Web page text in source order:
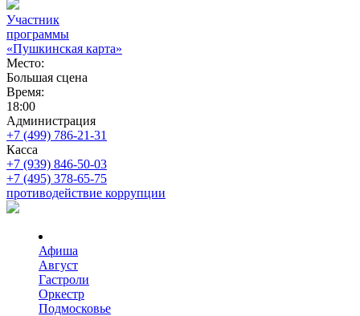
Участник
программы
«Пушкинская карта»
Место:
Большая сцена
Время:
18:00
Администрация
+7 (499) 786-21-31
Касса
+7 (939) 846-50-03
+7 (495) 378-65-75
противодействие коррупции
Афиша
Август
Гастроли
Оркестр
Подмосковье